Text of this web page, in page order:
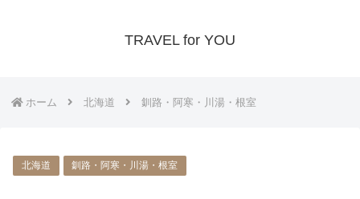
TRAVEL for YOU
ホーム 北海道 釧路・阿寒・川湯・根室
北海道 釧路・阿寒・川湯・根室